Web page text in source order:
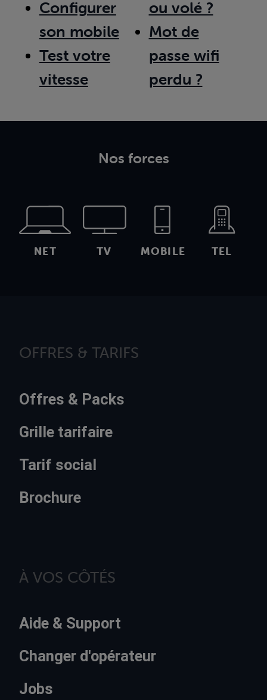
Configurer
son mobile
Test votre
vitesse
ou volé ?
Mot de
passe wifi
perdu ?
Nos forces
NET TV MOBILE TEL
OFFRES & TARIFS
Offres & Packs
Grille tarifaire
Tarif social
Brochure
À VOS CÔTÉS
Aide & Support
Changer d'opérateur
Jobs